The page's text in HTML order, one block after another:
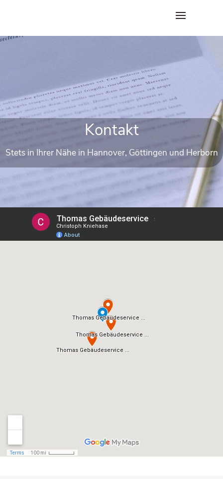
Kon­takt
Stets in Ihrer Nähe in Han­no­ver, Göt­tin­gen und Herborn